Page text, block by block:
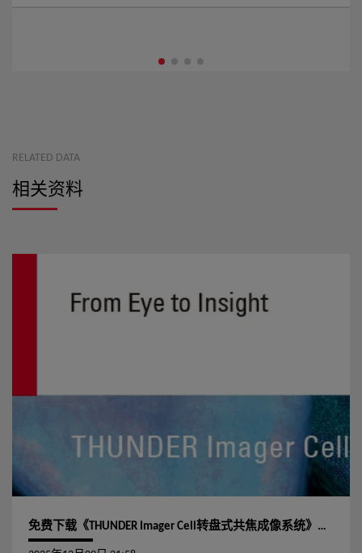
RELATED DATA
相关资料
免费下载《THUNDER Imager Cell转盘式共焦成像系统》宣传海报